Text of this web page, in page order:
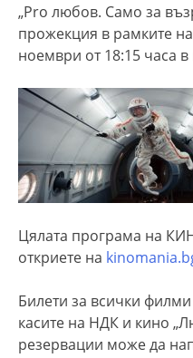
„Pro любов. Само за
прожекция в рамките
ноември от 18:15 часа
Цялата програма на
откриете на
Билети за всички
касите на НДК и кино
резервации може да